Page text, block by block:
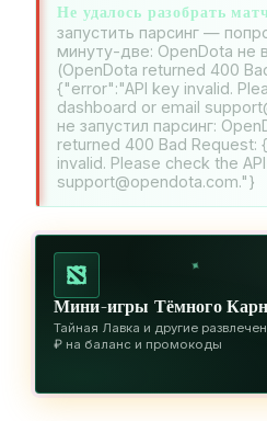
Не удалось разобрать матч
запустить парсинг —
минуту-две: OpenDota не
(OpenDota returned 400
{"error":"API key invalid.
dashboard or email
не запустил парсинг:
returned 400 Bad Request:
invalid. Please check the
support@opendota.com."}
✦
Мини-игры Тёмного
Тайная Лавка и другие
₽ на баланс и промокоды